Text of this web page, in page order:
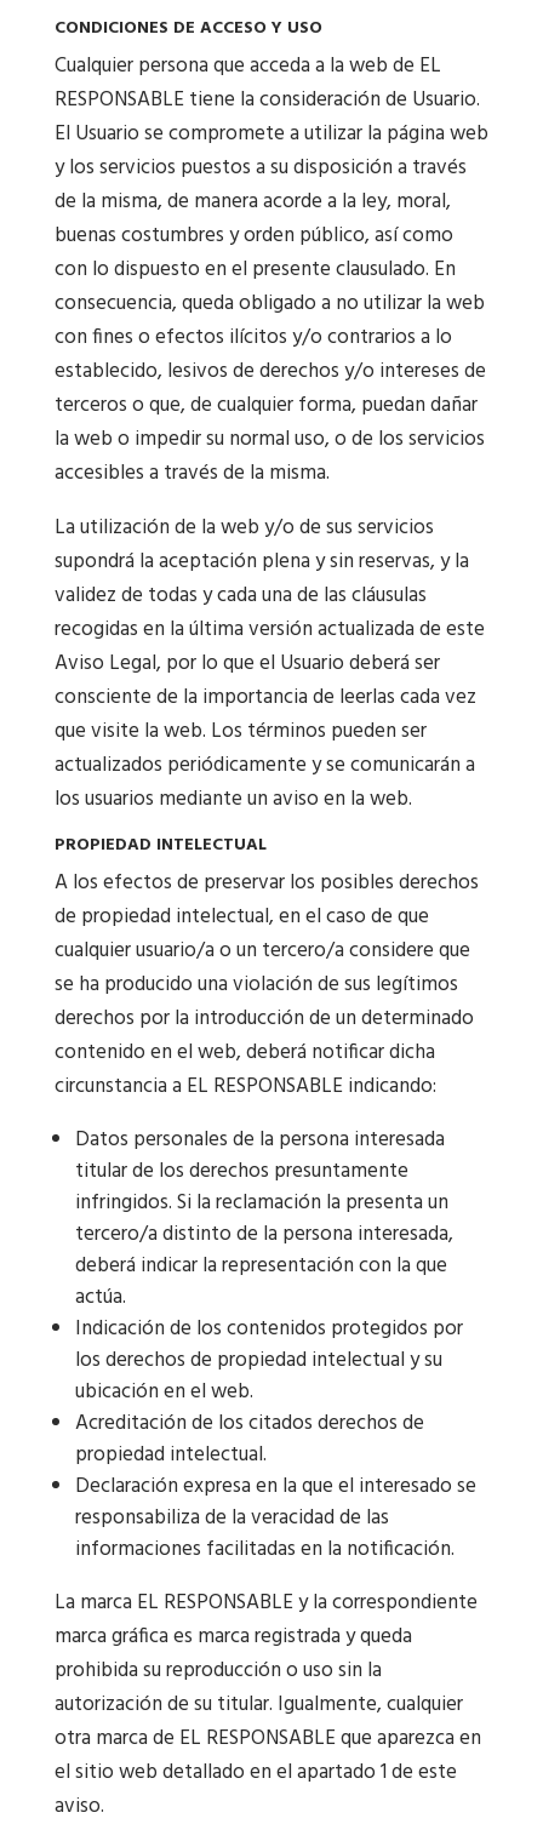
CONDICIONES DE ACCESO Y USO
Cualquier persona que acceda a la web de EL
RESPONSABLE tiene la consideración de Usuario.
El Usuario se compromete a utilizar la página web
y los servicios puestos a su disposición a través
de la misma, de manera acorde a la ley, moral,
buenas costumbres y orden público, así como
con lo dispuesto en el presente clausulado. En
consecuencia, queda obligado a no utilizar la web
con fines o efectos ilícitos y/o contrarios a lo
establecido, lesivos de derechos y/o intereses de
terceros o que, de cualquier forma, puedan dañar
la web o impedir su normal uso, o de los servicios
accesibles a través de la misma.
La utilización de la web y/o de sus servicios
supondrá la aceptación plena y sin reservas, y la
validez de todas y cada una de las cláusulas
recogidas en la última versión actualizada de este
Aviso Legal, por lo que el Usuario deberá ser
consciente de la importancia de leerlas cada vez
que visite la web. Los términos pueden ser
actualizados periódicamente y se comunicarán a
los usuarios mediante un aviso en la web.
PROPIEDAD INTELECTUAL
A los efectos de preservar los posibles derechos
de propiedad intelectual, en el caso de que
cualquier usuario/a o un tercero/a considere que
se ha producido una violación de sus legítimos
derechos por la introducción de un determinado
contenido en el web, deberá notificar dicha
circunstancia a EL RESPONSABLE indicando:
Datos personales de la persona interesada
titular de los derechos presuntamente
infringidos. Si la reclamación la presenta un
tercero/a distinto de la persona interesada,
deberá indicar la representación con la que
actúa.
Indicación de los contenidos protegidos por
los derechos de propiedad intelectual y su
ubicación en el web.
Acreditación de los citados derechos de
propiedad intelectual.
Declaración expresa en la que el interesado se
responsabiliza de la veracidad de las
informaciones facilitadas en la notificación.
La marca EL RESPONSABLE y la correspondiente
marca gráfica es marca registrada y queda
prohibida su reproducción o uso sin la
autorización de su titular. Igualmente, cualquier
otra marca de EL RESPONSABLE que aparezca en
el sitio web detallado en el apartado 1 de este
aviso.